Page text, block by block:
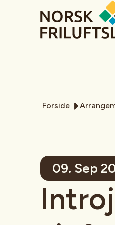
Forside
09. Sep